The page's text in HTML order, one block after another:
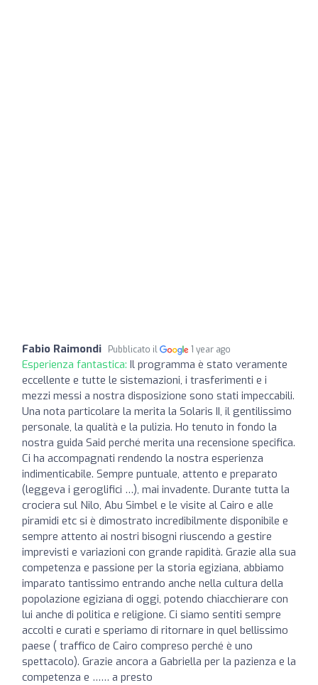
Fabio Raimondi Pubblicato il 1 year ago
Esperienza fantastica: Il programma è stato veramente
eccellente e tutte le sistemazioni, i trasferimenti e i
mezzi messi a nostra disposizione sono stati impeccabili.
Una nota particolare la merita la Solaris II, il gentilissimo
personale, la qualità e la pulizia. Ho tenuto in fondo la
nostra guida Said perché merita una recensione specifica.
Ci ha accompagnati rendendo la nostra esperienza
indimenticabile. Sempre puntuale, attento e preparato
(leggeva i geroglifici …), mai invadente. Durante tutta la
crociera sul Nilo, Abu Simbel e le visite al Cairo e alle
piramidi etc si è dimostrato incredibilmente disponibile e
sempre attento ai nostri bisogni riuscendo a gestire
imprevisti e variazioni con grande rapidità. Grazie alla sua
competenza e passione per la storia egiziana, abbiamo
imparato tantissimo entrando anche nella cultura della
popolazione egiziana di oggi, potendo chiacchierare con
lui anche di politica e religione. Ci siamo sentiti sempre
accolti e curati e speriamo di ritornare in quel bellissimo
paese ( traffico de Cairo compreso perché è uno
spettacolo). Grazie ancora a Gabriella per la pazienza e la
competenza e …… a presto